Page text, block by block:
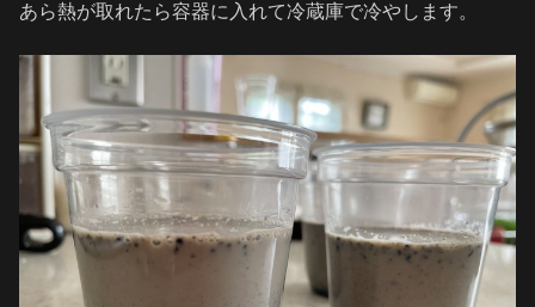
あら熱が取れたら容器に入れて冷蔵庫で冷やします。